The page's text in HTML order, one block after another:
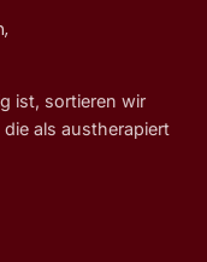
ist, sortieren wir
als austherapiert